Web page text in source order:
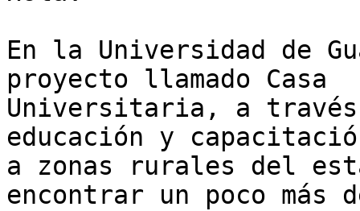
En la Universidad de
proyecto llamado Casa
Universitaria, a
educación y
a zonas rurales del
encontrar un poco más